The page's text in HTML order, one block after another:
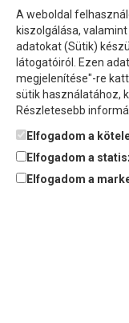
Íratkozzon fel
Feliratkozom a
tájékoztatót
© Copyright
A weboldal
kiszolgálása,
adatokat (Sütik)
látogatóiról. Ezen
megjelenítése"-re
sütik használatához,
Részletesebb
Elfogadom a
Elfogadom a
Elfogadom a